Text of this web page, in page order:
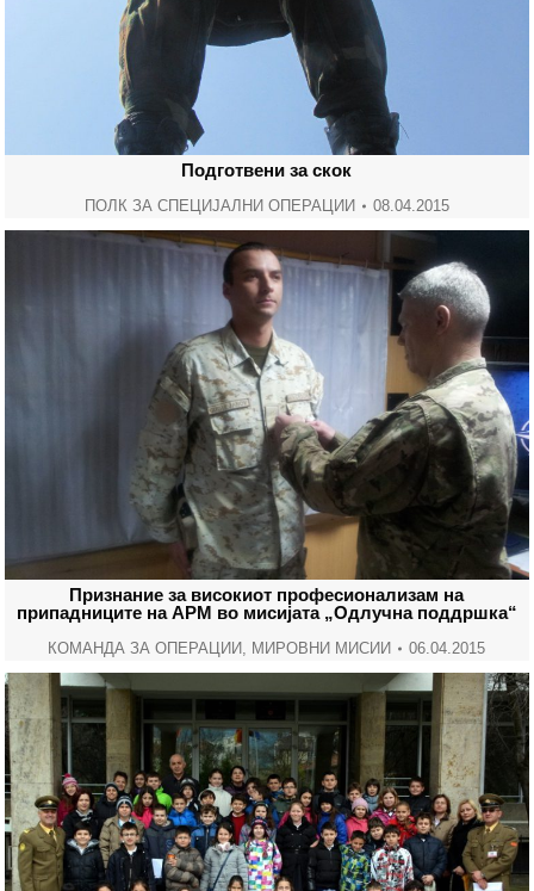
Подготвени за скок
ПОЛК ЗА СПЕЦИЈАЛНИ ОПЕРАЦИИ 08.04.2015
Признание за високиот професионализам на
припадниците на АРМ во мисијата „Одлучна поддршка“
КОМАНДА ЗА ОПЕРАЦИИ, МИРОВНИ МИСИИ 06.04.2015